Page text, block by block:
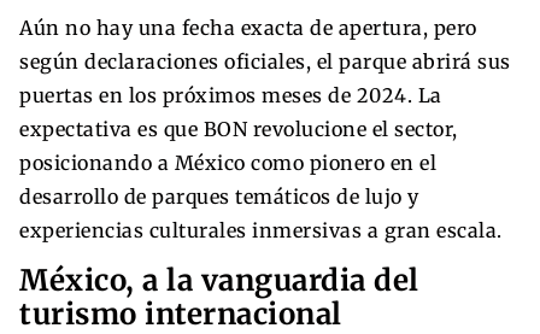
Aún no hay una fecha exacta de apertura, pero
según declaraciones oficiales, el parque abrirá sus
puertas en los próximos meses de 2024. La
expectativa es que BON revolucione el sector,
posicionando a México como pionero en el
desarrollo de parques temáticos de lujo y
experiencias culturales inmersivas a gran escala.
México, a la vanguardia del
turismo internacional